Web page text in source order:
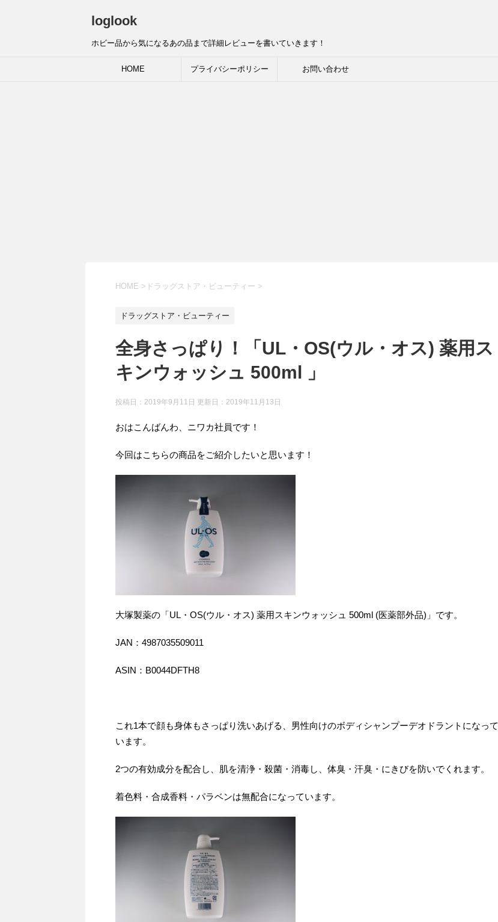
loglook
ホビー品から気になるあの品まで詳細レビューを書いていきます！
HOME プライバシーポリシー お問い合わせ
HOME > ドラッグストア・ビューティー >
ドラッグストア・ビューティー
全身さっぱり！「UL・OS(ウル・オス) 薬用ス
キンウォッシュ 500ml 」
投稿日：2019年9月11日 更新日： 2019年11月13日
おはこんばんわ、ニワカ社員です！
今回はこちらの商品をご紹介したいと思います！
大塚製薬の「UL・OS(ウル・オス) 薬用スキンウォッシュ 500ml (医薬部外品)」です。
JAN：4987035509011
ASIN：B0044DFTH8
これ1本で顔も身体もさっぱり洗いあげる、男性向けのボディシャンプーデオドラントになって
います。
2つの有効成分を配合し、肌を清浄・殺菌・消毒し、体臭・汗臭・にきびを防いでくれます。
着色料・合成香料・パラベンは無配合になっています。